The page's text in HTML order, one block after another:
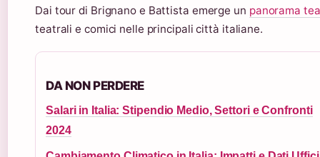
Dai tour di Brignano e Battista emerge un panorama
teatrali e comici nelle principali città italiane.
DA NON PERDERE
Salari in Italia: Stipendio Medio, Settori e Confronti
2024